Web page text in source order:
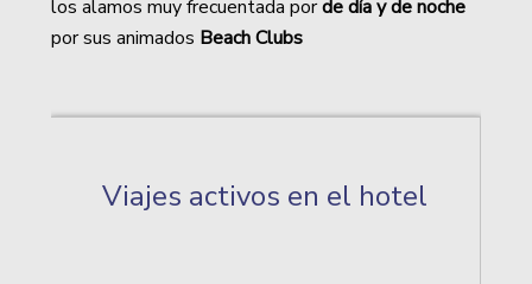
los alamos muy frecuentada porde día y de noche
por sus animados Beach Clubs
Viajes activos en el hotel